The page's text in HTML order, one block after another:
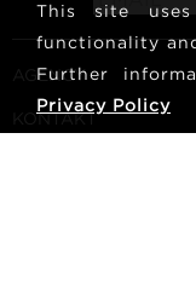
AGENCY
KONTAKT
This site
functionality
Further
Privacy Policy